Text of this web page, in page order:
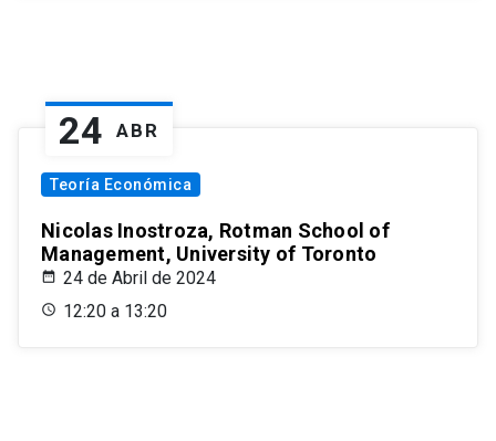
24 ABR
Teoría Económica
Nicolas Inostroza, Rotman School of
Management, University of Toronto
24 de Abril de 2024
12:20 a 13:20